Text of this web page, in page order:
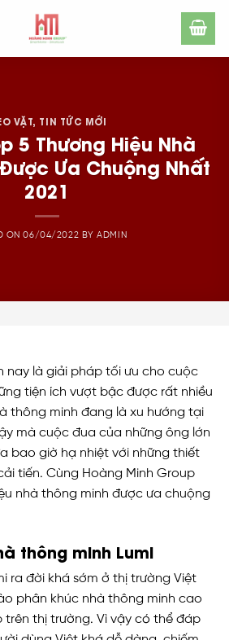
VẶT, TIN TỨC MỚI
5 Thương Hiệu Nhà
Ưa Chuộng Nhất
2021
ON06/04/2022 BYADMIN
nay là giải pháp tối ưu cho cuộc
tiện ích vượt bậc được rất nhiều
thông minh đang là xu hướng tại
mà cuộc đua của những ông lớn
bao giờ hạ nhiệt với những thiết
tiến. Cùng Hoàng Minh Group
nhà thông minh được ưa chuộng
thông minh Lumi
ra đời khá sớm ở thị trường Việt
phân khúc nhà thông minh cao
thị trường. Vì vậy có thể đáp